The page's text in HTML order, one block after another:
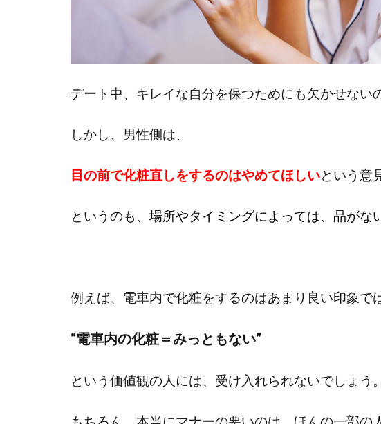
デート中、キレイな自分を保つためにも欠かせない
しかし、男性側は、
目の前で化粧直しをするのはやめてほしいという意
というのも、 場所やタイミングによっては、品がな
例えば、電車内で化粧をするのはあまり良い印象で
“電車内の化粧＝みっともない”
という価値観の人には、受け入れられないでしょう。